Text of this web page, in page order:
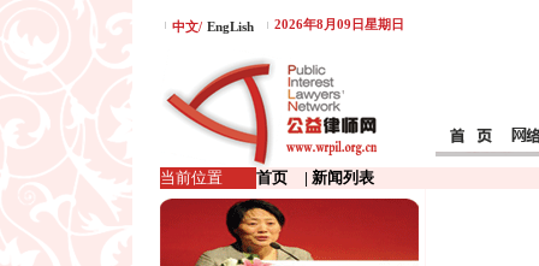
中文/ EngLish 2026年8月09日星期日
当前位置 首页 | 新闻列表